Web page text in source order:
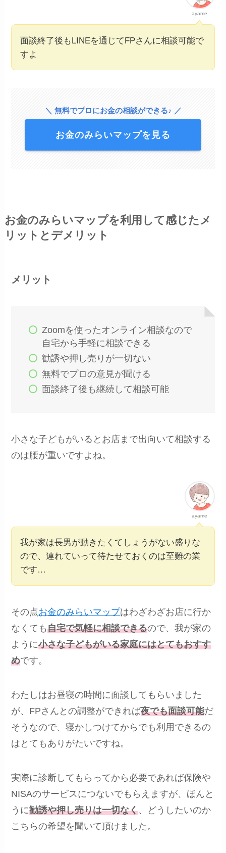
ayame
面談終了後もLINEを通じてFPさんに相談可能で
すよ
＼ 無料でプロにお金の相談ができる♪ ／
お金のみらいマップを見る
お金のみらいマップを利用して感じたメ
リットとデメリット
メリット
Zoomを使ったオンライン相談なので
自宅から手軽に相談できる
勧誘や押し売りが一切ない
無料でプロの意見が聞ける
面談終了後も継続して相談可能
小さな子どもがいるとお店まで出向いて相談する
のは腰が重いですよね。
ayame
我が家は長男が動きたくてしょうがない盛りな
ので、連れていって待たせておくのは至難の業
です…
その点お金のみらいマップはわざわざお店に行か
なくても自宅で気軽に相談できるので、我が家の
ように小さな子どもがいる家庭にはとてもおすす
めです。
わたしはお昼寝の時間に面談してもらいました
が、FPさんとの調整ができれば夜でも面談可能だ
そうなので、寝かしつけてからでも利用できるの
はとてもありがたいですね。
実際に診断してもらってから必要であれば保険や
NISAのサービスにつないでもらえますが、ほんと
うに勧誘や押し売りは一切なく、どうしたいのか
こちらの希望を聞いて頂けました。